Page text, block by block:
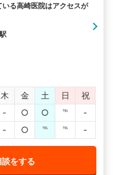
る高崎医院はアクセスが
木 金 土 日
祝
- ○ ○ ℡
-
- ○ ℡ ℡ -
をする